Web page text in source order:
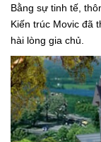
Bằng sự tinh tế,
Kiến trúc Movic đã
hài lòng gia chủ.